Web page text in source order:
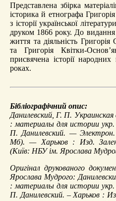
Представлена збірка
історика й етнографа
з історії української
друком 1866 року. До видання
життя та діяльність
та Григорія Квітки-
присвячена історії
роках.
Бібліографічний опис:
Данилевский, Г. П.
: материалы для истории
П. Данилевский. —
Мб). — Харьков : Изд.
(Київ: НБУ ім. Ярослава
Оригінал друкованого
Ярослава Мудрого:
: материалы для истории
П. Данилевский. – Харьков :